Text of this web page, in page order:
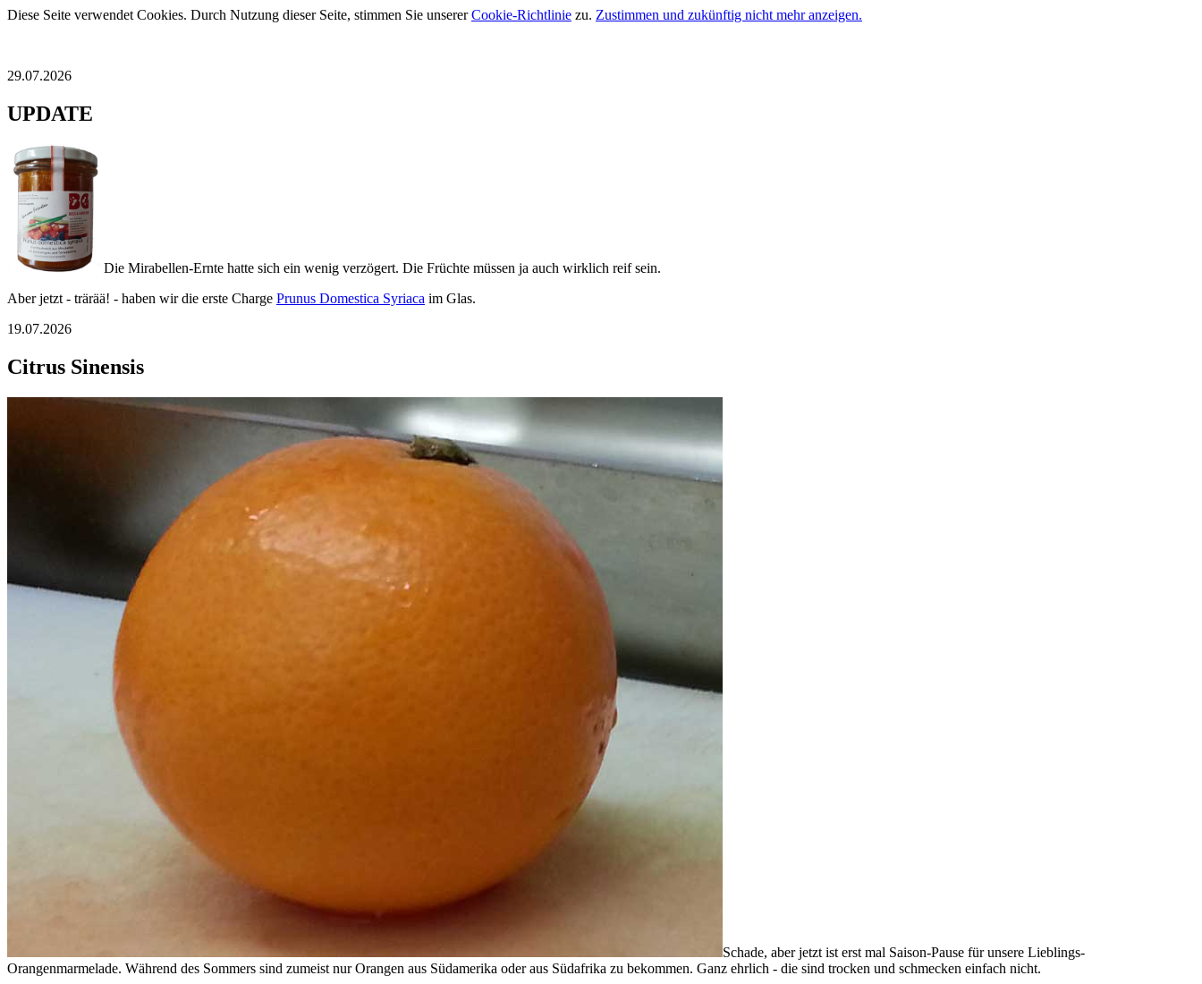
Diese Seite verwendet Cookies. Durch Nutzung dieser Seite, stimmen Sie unsererCookie-Richtlinie zu. Zustimmen und zukünftig nicht mehr anzeigen.
29.07.2026
UPDATE
Die Mirabellen-Ernte hatte sich ein wenig verzögert. Die Früchte müssen ja auch wirklich reif sein.
Aber jetzt - trärää! - haben wir die erste Charge Prunus Domestica Syriaca im Glas.
19.07.2026
Citrus Sinensis
Schade, aber jetzt ist erst mal Saison-Pause für unsere Lieblings-
Orangenmarmelade. Während des Sommers sind zumeist nur Orangen aus Südamerika oder aus Südafrika zu bekommen. Ganz ehrlich - die sind trocken und schmecken einfach nicht.